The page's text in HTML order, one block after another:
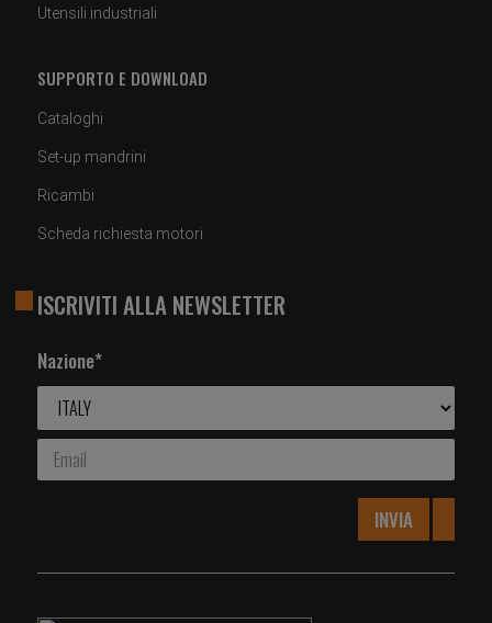
Utensili industriali
SUPPORTO E DOWNLOAD
Cataloghi
Set-up mandrini
Ricambi
Scheda richiesta motori
ISCRIVITI ALLA NEWSLETTER
Nazione*
INVIA